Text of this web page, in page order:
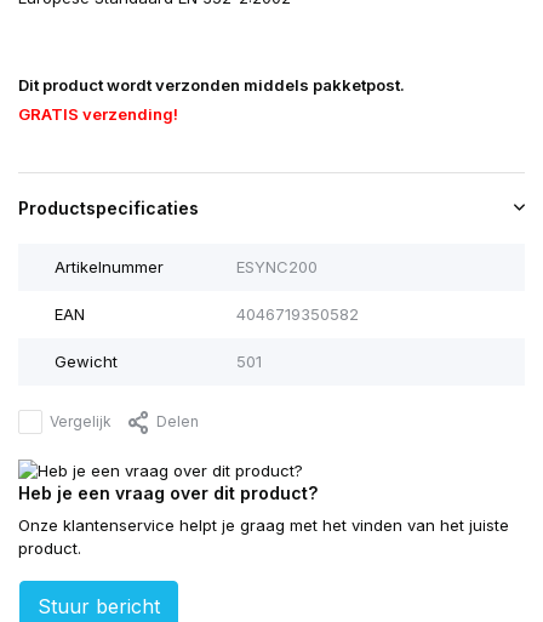
Dit product wordt verzonden middels pakketpost.
GRATIS verzending!
Productspecificaties
Artikelnummer ESYNC200
EAN 4046719350582
Gewicht 501
Vergelijk Delen
Heb je een vraag over dit product?
Onze klantenservice helpt je graag met het vinden van het juiste
product.
Stuur bericht